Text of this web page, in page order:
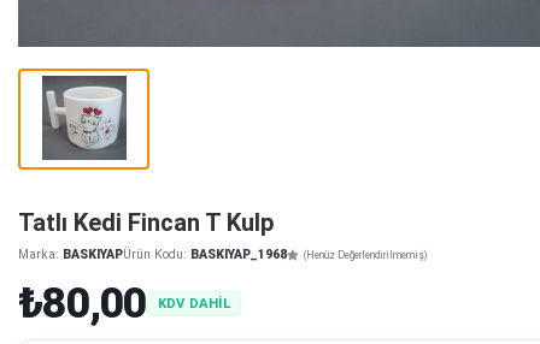
Tatlı Kedi Fincan T Kulp
Marka: BASKIYAPÜrün Kodu: BASKIYAP_1968 (Henüz Değerlendirilmemiş)
₺80,00 KDV DAHİL